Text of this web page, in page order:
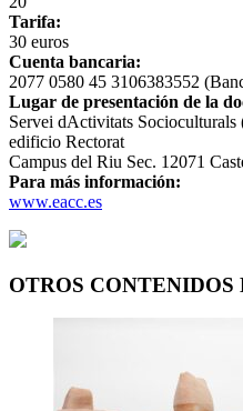
Tarifa:
30 euros
Cuenta bancaria:
2077 0580 45 3106383552
Lugar de presentación de la
Servei dActivitats
edificio Rectorat
Campus del Riu Sec. 12071
Para más información:
www.eacc.es
OTROS